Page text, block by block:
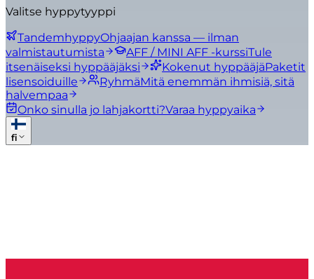
Valitse hyppytyyppi
TandemhyppyOhjaajan kanssa — ilman
valmistautumista
AFF / MINI AFF -kurssiTule
itsenäiseksi hyppääjäksi
Kokenut hyppääjäPaketit
lisensoiduille
RyhmäMitä enemmän ihmisiä, sitä
halvempaa
Onko sinulla jo lahjakortti?Varaa hyppyaika
fi